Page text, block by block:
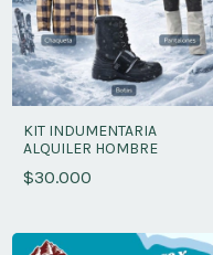
KIT INDUMENTARIA
ALQUILER HOMBRE
$30.000